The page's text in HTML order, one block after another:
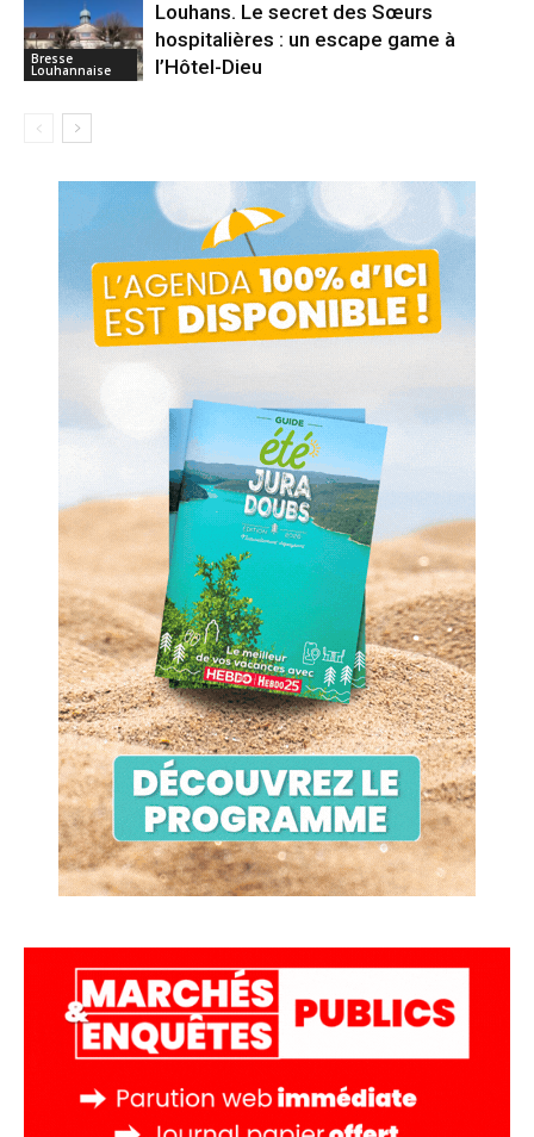
Bresse
Louhannaise
Louhans. Le secret des Sœurs
hospitalières : un escape game à
l’Hôtel-Dieu